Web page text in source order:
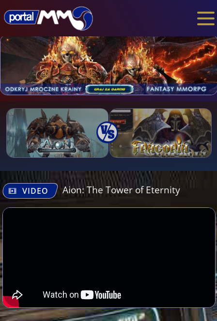
VIDEO Aion: The Tower of Eternity